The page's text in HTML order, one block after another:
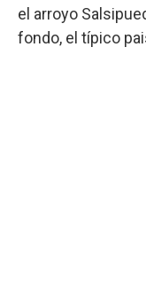
el arroyo
fondo, el típico